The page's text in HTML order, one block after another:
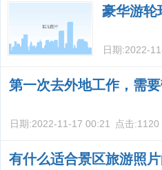
豪华游轮
日期:2022-
第一次去外地工作，需
日期:2022-11-17 00:21 点击:1120
有什么适合景区旅游照